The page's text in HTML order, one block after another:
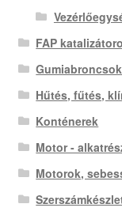
FAP
Hűtés, fűtés,
Konténerek
Motor -
Motorok,